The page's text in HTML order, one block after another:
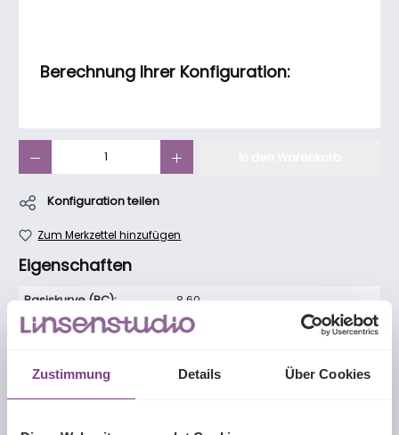
Zustimmung Details Über Cookies
Berechnung Ihrer Konfiguration:
Konfiguration teilen
Zum Merkzettel hinzufügen
Eigenschaften
Basiskurve (BC):
8,60
Durchmesser (DIA):
14,50
Kontaktlinsenart:
Monatskontaktlinse